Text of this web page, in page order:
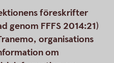
föreskrifter
genom FFFS 2014:21)
organisations
om